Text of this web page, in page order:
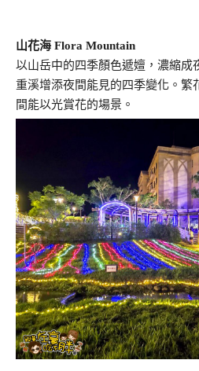
山花海 Flora Mountain
以山岳中的四季顏色遞嬗，濃縮成
重溪增添夜間能見的四季變化。繁
間能以光賞花的場景。